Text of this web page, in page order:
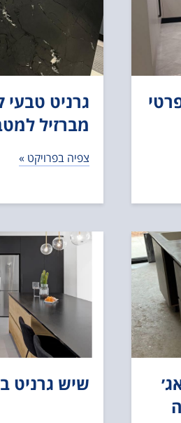
גרניט טבעי
מברזיל
צפיה בפרויקט »
שיש גרניט